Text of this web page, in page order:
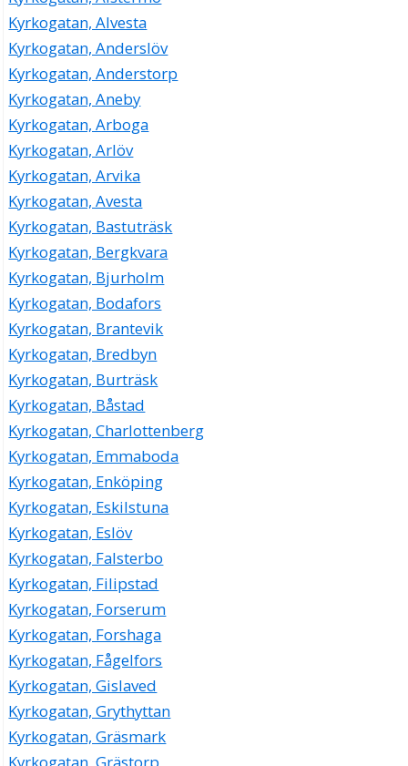
Kyrkogatan, Alvesta
Kyrkogatan, Anderslöv
Kyrkogatan, Anderstorp
Kyrkogatan, Aneby
Kyrkogatan, Arboga
Kyrkogatan, Arlöv
Kyrkogatan, Arvika
Kyrkogatan, Avesta
Kyrkogatan, Bastuträsk
Kyrkogatan, Bergkvara
Kyrkogatan, Bjurholm
Kyrkogatan, Bodafors
Kyrkogatan, Brantevik
Kyrkogatan, Bredbyn
Kyrkogatan, Burträsk
Kyrkogatan, Båstad
Kyrkogatan, Charlottenberg
Kyrkogatan, Emmaboda
Kyrkogatan, Enköping
Kyrkogatan, Eskilstuna
Kyrkogatan, Eslöv
Kyrkogatan, Falsterbo
Kyrkogatan, Filipstad
Kyrkogatan, Forserum
Kyrkogatan, Forshaga
Kyrkogatan, Fågelfors
Kyrkogatan, Gislaved
Kyrkogatan, Grythyttan
Kyrkogatan, Gräsmark